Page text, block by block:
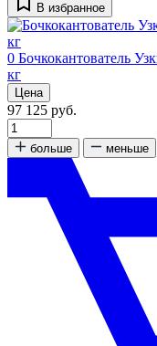
В избранное
0 Бочкокантователь
кг
Цена
97 125 руб.
больше меньше